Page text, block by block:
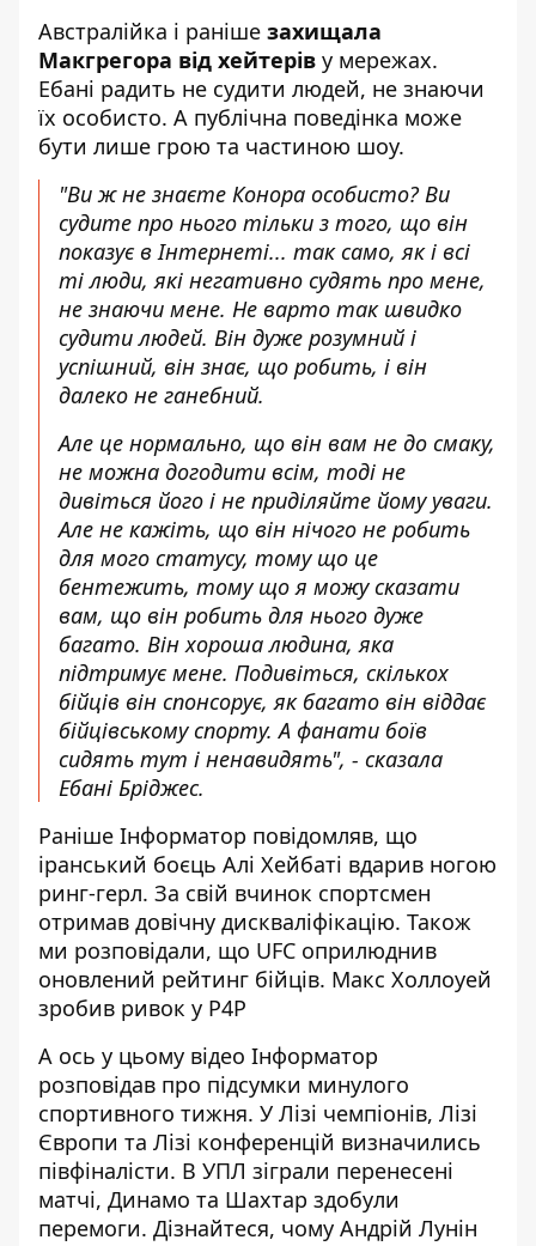
Австралійка і раніше захищала
Макгрегора від хейтерів у мережах.
Ебані радить не судити людей, не знаючи
їх особисто. А публічна поведінка може
бути лише грою та частиною шоу.
"Ви ж не знаєте Конора особисто? Ви
судите про нього тільки з того, що він
показує в Інтернеті... так само, як і всі
ті люди, які негативно судять про мене,
не знаючи мене. Не варто так швидко
судити людей. Він дуже розумний і
успішний, він знає, що робить, і він
далеко не ганебний.
Але це нормально, що він вам не до смаку,
не можна догодити всім, тоді не
дивіться його і не приділяйте йому уваги.
Але не кажіть, що він нічого не робить
для мого статусу, тому що це
бентежить, тому що я можу сказати
вам, що він робить для нього дуже
багато. Він хороша людина, яка
підтримує мене. Подивіться, скількох
бійців він спонсорує, як багато він віддає
бійцівському спорту. А фанати боїв
сидять тут і ненавидять", - сказала
Ебані Бріджес.
Раніше Інформатор повідомляв, що
іранський боєць Алі Хейбаті вдарив ногою
ринг-герл. За свій вчинок спортсмен
отримав довічну дискваліфікацію. Також
ми розповідали, що UFC оприлюднив
оновлений рейтинг бійців. Макс Холлоуей
зробив ривок у P4P
А ось у цьому відео Інформатор
розповідав про підсумки минулого
спортивного тижня. У Лізі чемпіонів, Лізі
Європи та Лізі конференцій визначились
півфіналісти. В УПЛ зіграли перенесені
матчі, Динамо та Шахтар здобули
перемоги. Дізнайтеся, чому Андрій Лунін